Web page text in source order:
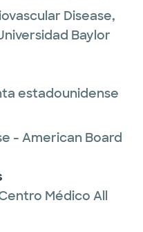
Disease,
Baylor
estadounidense
- American Board
Médico All